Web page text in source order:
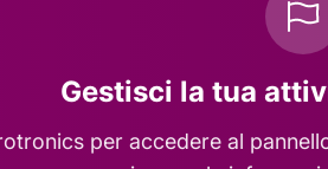
Gestisci la tua
per accedere al